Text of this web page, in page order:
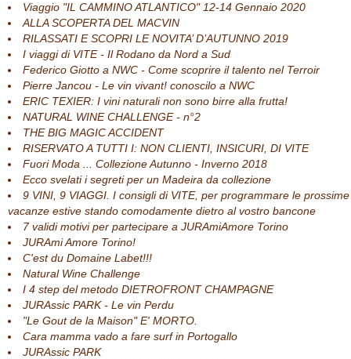
Viaggio "IL CAMMINO ATLANTICO" 12-14 Gennaio 2020
ALLA SCOPERTA DEL MACVIN
RILASSATI E SCOPRI LE NOVITA’ D’AUTUNNO 2019
I viaggi di VITE - Il Rodano da Nord a Sud
Federico Giotto a NWC - Come scoprire il talento nel Terroir
Pierre Jancou - Le vin vivant! conoscilo a NWC
ERIC TEXIER: I vini naturali non sono birre alla frutta!
NATURAL WINE CHALLENGE - n°2
THE BIG MAGIC ACCIDENT
RISERVATO A TUTTI I: NON CLIENTI, INSICURI, DI VITE
Fuori Moda ... Collezione Autunno - Inverno 2018
Ecco svelati i segreti per un Madeira da collezione
9 VINI, 9 VIAGGI. I consigli di VITE, per programmare le prossime
vacanze estive stando comodamente dietro al vostro bancone
7 validi motivi per partecipare a JURAmiAmore Torino
JURAmi Amore Torino!
C'est du Domaine Labet!!!
Natural Wine Challenge
I 4 step del metodo DIETROFRONT CHAMPAGNE
JURAssic PARK - Le vin Perdu
"Le Gout de la Maison" E' MORTO.
Cara mamma vado a fare surf in Portogallo
JURAssic PARK